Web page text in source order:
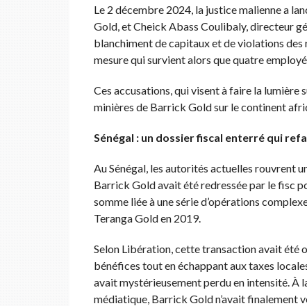
Le 2 décembre 2024, la justice malienne a
Gold, et Cheick Abass Coulibaly, directeur
blanchiment de capitaux et de violations
mesure qui survient alors que quatre
Ces accusations, qui visent à faire la
minières de Barrick Gold sur le continent
Sénégal : un dossier fiscal enterré qui
Au Sénégal, les autorités actuelles rouvrent
Barrick Gold avait été redressée par le fisc
somme liée à une série d’opérations
Teranga Gold en 2019.
Selon Libération, cette transaction avait été
bénéfices tout en échappant aux taxes
avait mystérieusement perdu en intensité. À
médiatique, Barrick Gold n’avait finalement